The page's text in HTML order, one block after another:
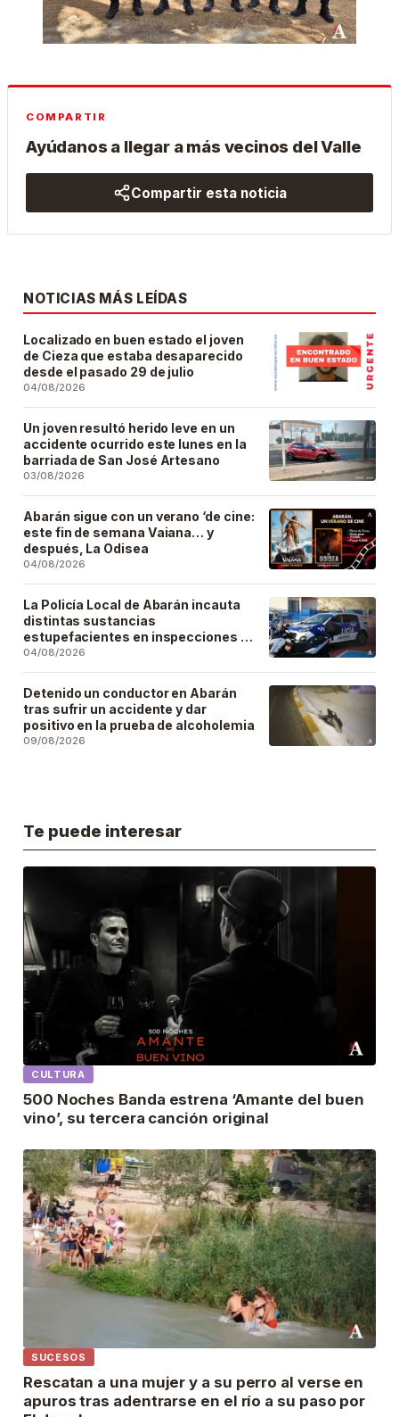
COMPARTIR
Ayúdanos a llegar a más vecinos del Valle
Compartir esta noticia
NOTICIAS MÁS LEÍDAS
Localizado en buen estado el joven
de Cieza que estaba desaparecido
desde el pasado 29 de julio
04/08/2026
Un joven resultó herido leve en un
accidente ocurrido este lunes en la
barriada de San José Artesano
03/08/2026
Abarán sigue con un verano ‘de cine:
este fin de semana Vaiana… y
después, La Odisea
04/08/2026
La Policía Local de Abarán incauta
distintas sustancias
estupefacientes en inspecciones a
locales públicos del municipio
04/08/2026
Detenido un conductor en Abarán
tras sufrir un accidente y dar
positivo en la prueba de alcoholemia
09/08/2026
Te puede interesar
CULTURA
500 Noches Banda estrena ‘Amante del buen
vino’, su tercera canción original
SUCESOS
Rescatan a una mujer y a su perro al verse en
apuros tras adentrarse en el río a su paso por